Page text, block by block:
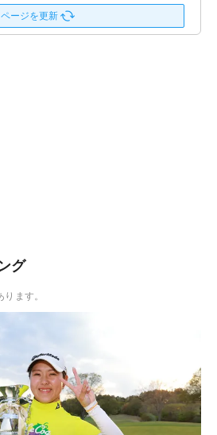
ページを更新
グ
ます。